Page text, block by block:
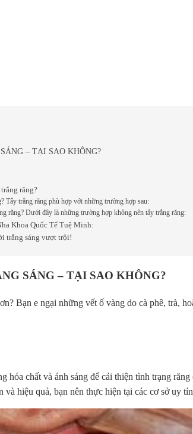
– TẠI SAO KHÔNG?
răng?
Tẩy trắng răng phù hợp với những trường hợp sau:
răng? Dưới đây là những trường hợp không nên tẩy trắng răng:
Khoa Quốc Tế Tuệ Minh:
trắng sáng vượt trội!
SÁNG – TẠI SAO KHÔNG?
Bạn e ngại những vết ố vàng do cà phê, trà,
hóa chất và ánh sáng để cải thiện tình trạng
và hiệu quả, bạn nên thực hiện tại các cơ sở uy